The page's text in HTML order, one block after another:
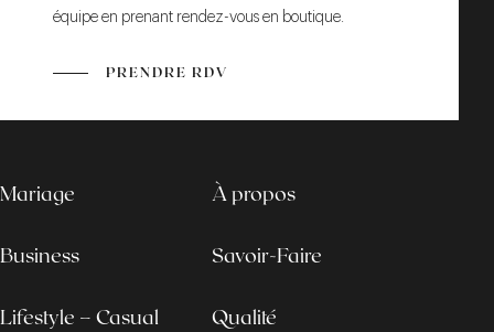
équipe en prenant rendez-vous en boutique.
PRENDRE RDV
Mariage
Business
Lifestyle – Casual
À propos
Savoir-Faire
Qualité